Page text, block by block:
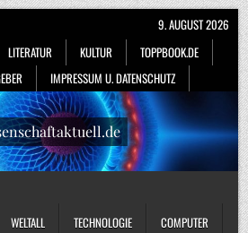
LITERATUR KULTUR
TOPPBOOK.DE
IMPRESSUM U. DATENSCHUTZ
9. AUGUST 2026
WELTALL TECHNOLOGIE COMPUTER